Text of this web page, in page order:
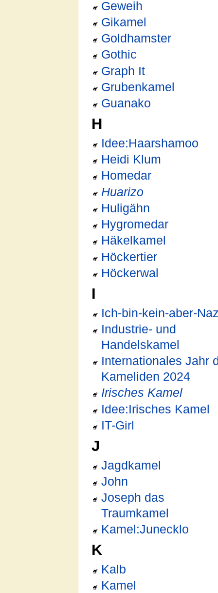
Geweih
Gikamel
Goldhamster
Gothic
Graph It
Grubenkamel
Guanako
H
Idee:Haarshamoo
Heidi Klum
Homedar
Huarizo
Huligähn
Hygromedar
Häkelkamel
Höckertier
Höckerwal
I
Ich-bin-kein-aber-
Industrie- und
Handelskamel
Internationales Jahr
Kameliden 2024
Irisches Kamel
Idee:Irisches Kamel
IT-Girl
J
Jagdkamel
John
Joseph das
Traumkamel
Kamel:Junecklo
K
Kalb
Kamel